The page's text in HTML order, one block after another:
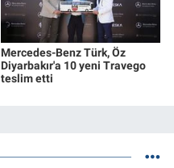
Mercedes-Benz Türk, Öz
Diyarbakır'a 10 yeni Travego
teslim etti